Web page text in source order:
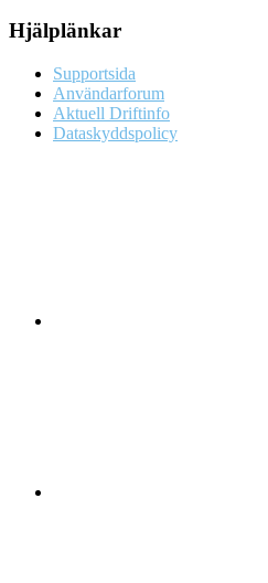
Hjälplänkar
Supportsida
Användarforum
Aktuell Driftinfo
Dataskyddspolicy